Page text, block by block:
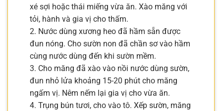
xé sợi hoặc thái miếng vừa ăn. Xào măng với
tỏi, hành và gia vị cho thấm.
2. Nước dùng xương heo đã hầm sẵn được
đun nóng. Cho sườn non đã chần sơ vào hầm
cùng nước dùng đến khi sườn mềm.
3. Cho măng đã xào vào nồi nước dùng sườn,
đun nhỏ lửa khoảng 15-20 phút cho măng
ngấm vị. Nêm nếm lại gia vị cho vừa ăn.
4. Trụng bún tươi, cho vào tô. Xếp sườn, măng